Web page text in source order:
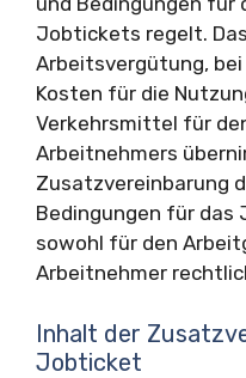
Jobtickets regelt.
Arbeitsvergütung,
Kosten für die
Verkehrsmittel für
Arbeitnehmers
Zusatzvereinbarung
Bedingungen für
sowohl für den
Arbeitnehmer
Inhalt der
Jobticket